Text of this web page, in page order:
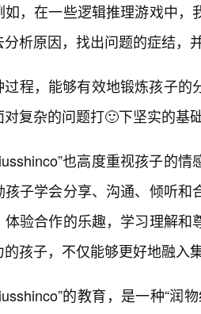
如，在一些逻辑推理游戏中
分析原因，找出问题的症结，
过程，能够有效地锻炼孩子的
对复杂的问题打🙂下坚实的基
也高度重视孩子的
孩子学会分享、沟通、倾听
体验合作的乐趣，学习理解
的孩子，不仅能够更好地融入
的教育，是一种“润